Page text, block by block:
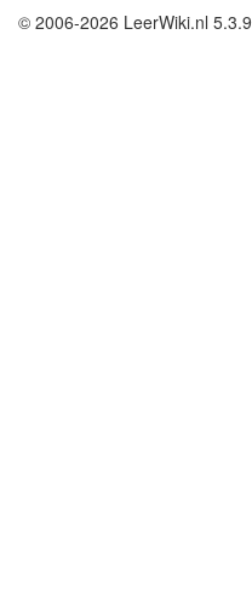
© 2006-2026 LeerWiki.nl 5.3.9